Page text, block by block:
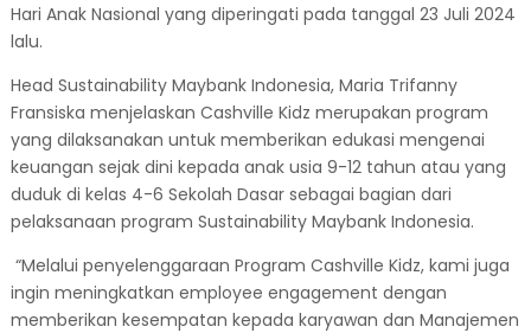
Hari Anak Nasional yang diperingati pada tanggal 23 Juli 2024
lalu.
Head Sustainability Maybank Indonesia, Maria Trifanny
Fransiska menjelaskan Cashville Kidz merupakan program
yang dilaksanakan untuk memberikan edukasi mengenai
keuangan sejak dini kepada anak usia 9-12 tahun atau yang
duduk di kelas 4-6 Sekolah Dasar sebagai bagian dari
pelaksanaan program Sustainability Maybank Indonesia.
“Melalui penyelenggaraan Program Cashville Kidz, kami juga
ingin meningkatkan employee engagement dengan
memberikan kesempatan kepada karyawan dan Manajemen